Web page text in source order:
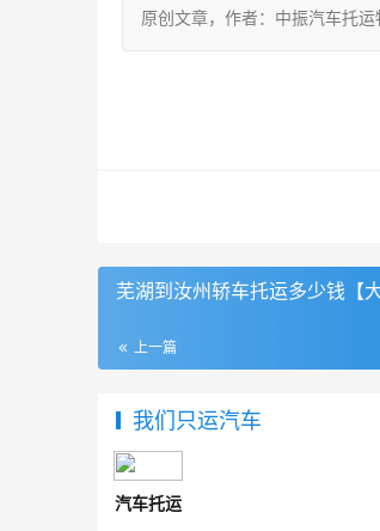
原创文章，作者：中振汽车托
芜湖到汝州轿车托运多少钱【
上一篇
我们只运汽车
汽车托运